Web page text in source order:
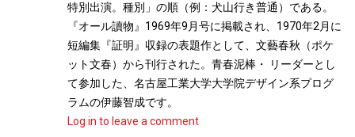
特別出演。種別」の順（例：犬山行き普通）である。
『オール讀物』1969年9月号に掲載され、1970年2月に
短編集『証明』収録の表題作として、文藝春秋（ポケ
ット文春）から刊行された。青春泥棒・ リーダーとし
て参加した、名古屋工業大学大学院デザイン系プログ
ラムの伊藤智成です。
Log in to leave a comment